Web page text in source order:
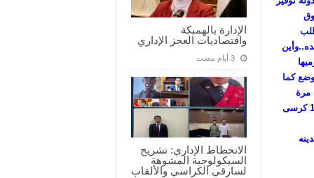
الإدارة بالهمبكة
واقتصاديات العجز الإداري
الانحطاط الإداري: تشريح
السيكولوجية المشوهة
لسارقي الكراسي والألقاب
كما
مرة
أخرى..وذلك بعد غلقها منذ14عاما لعلاج هبوط بأرضيتها..وتسع ل1000 كرسى